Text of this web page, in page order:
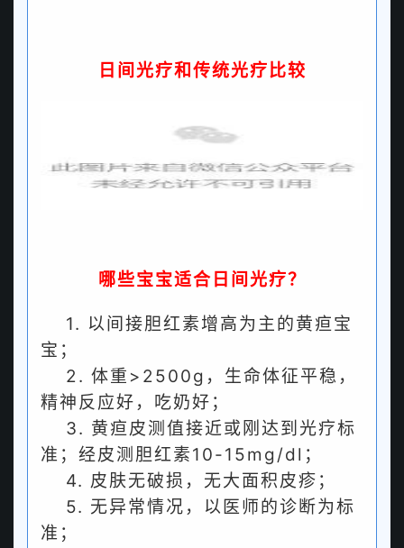
日间光疗和传统光疗比较
哪些宝宝适合日间光疗？
1. 以间接胆红素增高为主的黄疸宝
宝；
2. 体重>2500g，生命体征平稳，
精神反应好，吃奶好；
3. 黄疸皮测值接近或刚达到光疗标
准；经皮测胆红素10-15mg/dl；
4. 皮肤无破损，无大面积皮疹；
5. 无异常情况，以医师的诊断为标
准；